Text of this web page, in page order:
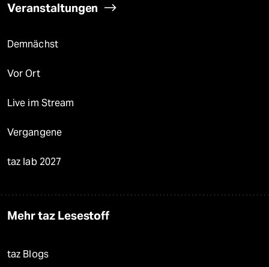
Veranstaltungen
Demnächst
Vor Ort
Live im Stream
Vergangene
taz lab 2027
Mehr taz Lesestoff
taz Blogs